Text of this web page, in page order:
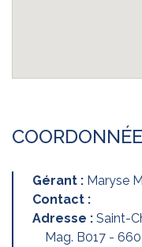
Gérant : Maryse
Contact :
Adresse : Saint-
Mag. B017 -